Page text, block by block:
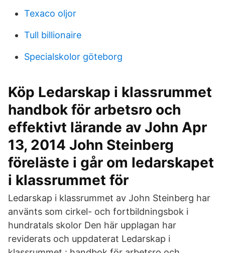
Texaco oljor
Tull billionaire
Specialskolor göteborg
Köp Ledarskap i klassrummet
handbok för arbetsro och
effektivt lärande av John Apr
13, 2014 John Steinberg
föreläste i går om ledarskapet
i klassrummet för
Ledarskap i klassrummet av John Steinberg har
använts som cirkel- och fortbildningsbok i
hundratals skolor Den här upplagan har
reviderats och uppdaterat Ledarskap i